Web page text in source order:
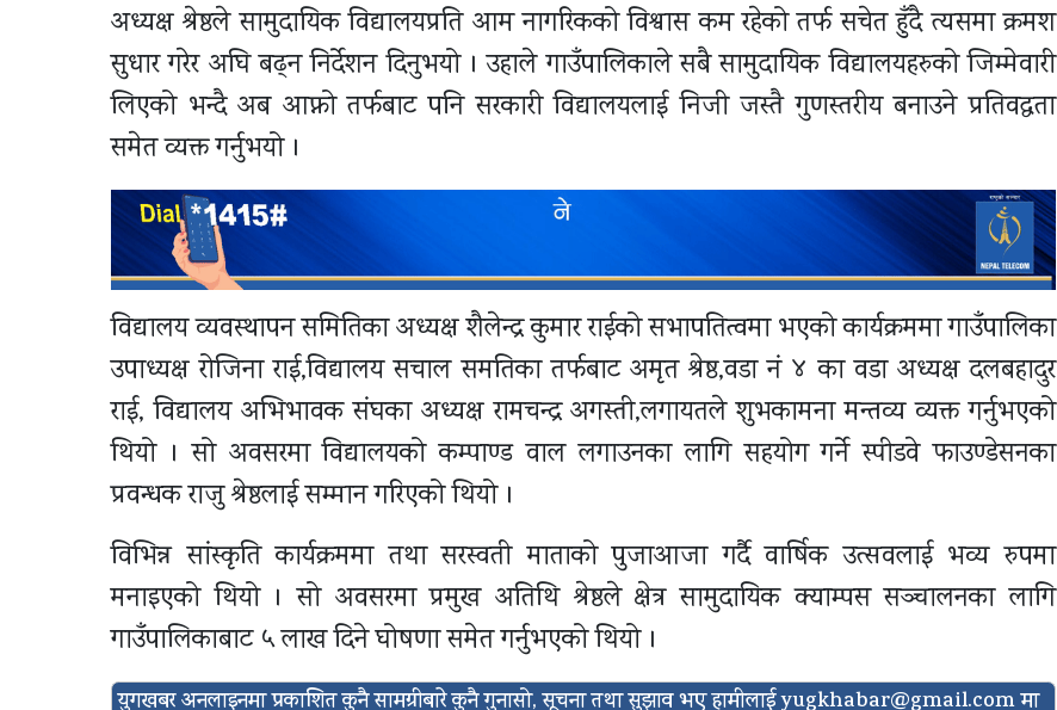
अध्यक्ष श्रेष्ठले सामुदायिक विद्यालयप्रति आम नागरिकको विश्वास कम रहेको तर्फ सचेत हुँदै त्यसमा क्रमश
सुधार गरेर अघि बढ्न निर्देशन दिनुभयो । उहाले गाउँपालिकाले सबै सामुदायिक विद्यालयहरुको जिम्मेवारी
लिएको भन्दै अब आफ्नो तर्फबाट पनि सरकारी विद्यालयलाई निजी जस्तै गुणस्तरीय बनाउने प्रतिवद्धता
समेत व्यक्त गर्नुभयो ।
विद्यालय व्यवस्थापन समितिका अध्यक्ष शैलेन्द्र कुमार राईको सभापतित्वमा भएको कार्यक्रममा गाउँपालिका
उपाध्यक्ष रोजिना राई,विद्यालय सचाल समतिका तर्फबाट अमृत श्रेष्ठ,वडा नं ४ का वडा अध्यक्ष दलबहादुर
राई, विद्यालय अभिभावक संघका अध्यक्ष रामचन्द्र अगस्ती,लगायतले शुभकामना मन्तव्य व्यक्त गर्नुभएको
थियो । सो अवसरमा विद्यालयको कम्पाण्ड वाल लगाउनका लागि सहयोग गर्ने स्पीडवे फाउण्डेसनका
प्रवन्धक राजु श्रेष्ठलाई सम्मान गरिएको थियो ।
विभिन्न सांस्कृति कार्यक्रममा तथा सरस्वती माताको पुजाआजा गर्दै वार्षिक उत्सवलाई भव्य रुपमा
मनाइएको थियो । सो अवसरमा प्रमुख अतिथि श्रेष्ठले क्षेत्र सामुदायिक क्याम्पस सञ्चालनका लागि
गाउँपालिकाबाट ५ लाख दिने घोषणा समेत गर्नुभएको थियो ।
युगखबर अनलाइनमा प्रकाशित कुनै सामग्रीबारे कुनै गुनासो, सूचना तथा सुझाव भए हामीलाईyugkhabar@gmail.comमा